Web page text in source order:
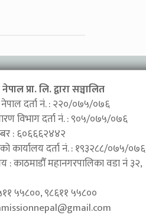
प्रा. लि. द्वारा सञ्चालित
दर्ता नं. : २२०/०७५/०७६
विभाग दर्ता नं. : ९०५/०७५/०७६
: ६०६६६२४४२
कार्यालय दर्ता नं. : १९३२८८/०७५/०७६
: काठमाडौँ महानगरपालिका वडा नंं ३२,
५५८००, ९८६११ ५५८००